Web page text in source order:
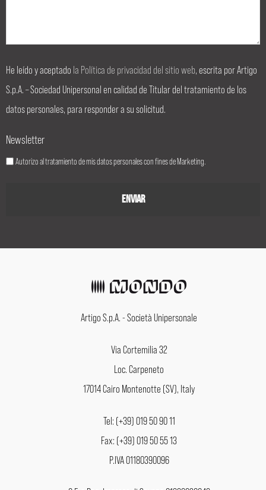
He leído y aceptado la Política de privacidad del sitio web, escrita por Artigo
S.p.A. – Sociedad Unipersonal en calidad de Titular del tratamiento de los
datos personales, para responder a su solicitud.
Newsletter
Autorizo al tratamiento de mis datos personales con fines de Marketing.
Artigo S.p.A. - Società Unipersonale
Via Cortemilia 32
Loc. Carpeneto
17014 Cairo Montenotte (SV), Italy
Tel: (+39) 019 50 90 11
Fax: (+39) 019 50 55 13
P.IVA 01180390096